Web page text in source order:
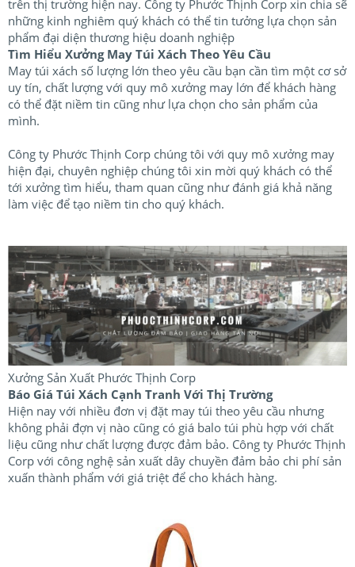
trên thị trường hiện nay. Công ty Phước Thịnh Corp xin chia sẽ
những kinh nghiêm quý khách có thể tin tưởng lựa chọn sản
phẩm đại diện thương hiệu doanh nghiệp
Tìm Hiểu Xưởng May Túi Xách Theo Yêu Cầu
May túi xách số lượng lớn theo yêu cầu bạn cần tìm một cơ sở
uy tín, chất lượng với quy mô xưởng may lớn để khách hàng
có thể đặt niềm tin cũng như lựa chọn cho sản phẩm của
mình.
Công ty Phước Thịnh Corp chúng tôi với quy mô xưởng may
hiện đại, chuyên nghiệp chúng tôi xin mời quý khách có thể
tới xưởng tìm hiểu, tham quan cũng như đánh giá khả năng
làm việc để tạo niềm tin cho quý khách.
Xưởng Sản Xuất Phước Thịnh Corp
Báo Giá Túi Xách Cạnh Tranh Với Thị Trường
Hiện nay với nhiều đơn vị đặt may túi theo yêu cầu nhưng
không phải đợn vị nào cũng có giá balo túi phù hợp với chất
liệu cũng như chất lượng được đảm bảo. Công ty Phước Thịnh
Corp với công nghệ sản xuất dây chuyền đảm bảo chi phí sản
xuấn thành phẩm với giá triệt để cho khách hàng.